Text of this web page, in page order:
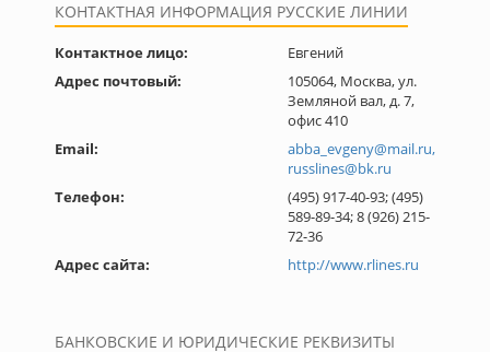
КОНТАКТНАЯ ИНФОРМАЦИЯ РУССКИЕ ЛИНИИ
Контактное лицо:
Евгений
Адрес почтовый:
105064, Москва, ул.
Земляной вал, д. 7,
офис 410
Email:
abba_evgeny@mail.ru,
russlines@bk.ru
Телефон:
(495) 917-40-93; (495)
589-89-34; 8 (926) 215-
72-36
Адрес сайта:
http://www.rlines.ru
БАНКОВСКИЕ И ЮРИДИЧЕСКИЕ РЕКВИЗИТЫ